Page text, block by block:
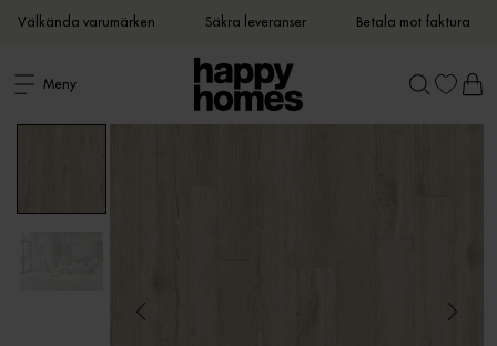
Välkända varumärken Säkra leveranser Betala mot faktura
Meny